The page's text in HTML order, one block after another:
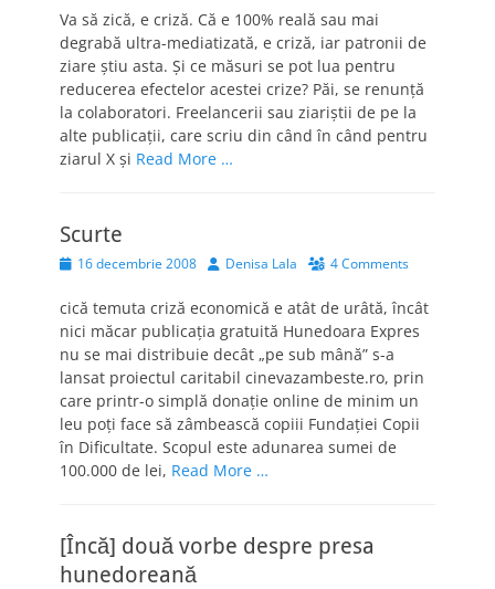
Va să zică, e criză. Că e 100% reală sau mai
degrabă ultra-mediatizată, e criză, iar patronii de
ziare ştiu asta. Şi ce măsuri se pot lua pentru
reducerea efectelor acestei crize? Păi, se renunţă
la colaboratori. Freelancerii sau ziariştii de pe la
alte publicaţii, care scriu din când în când pentru
ziarul X şi Read More …
Scurte
Posted16 decembrie 2008 AuthorDenisa Lala 4 Comments
cică temuta criză economică e atât de urâtă, încât
nici măcar publicaţia gratuită Hunedoara Expres
nu se mai distribuie decât „pe sub mână” s-a
lansat proiectul caritabil cinevazambeste.ro, prin
care printr-o simplă donaţie online de minim un
leu poţi face să zâmbească copiii Fundaţiei Copii
în Dificultate. Scopul este adunarea sumei de
100.000 de lei, Read More …
[Încă] două vorbe despre presa
hunedoreană